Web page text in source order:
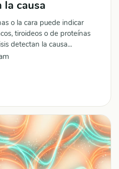
la causa
o la cara puede indicar
tiroideos o de proteínas
detectan la causa...